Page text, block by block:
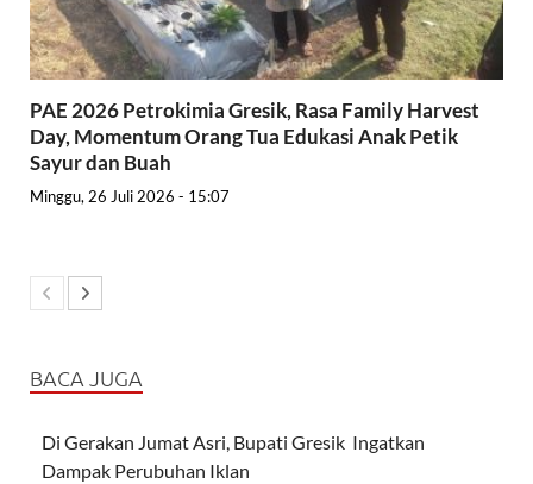
PAE 2026 Petrokimia Gresik, Rasa Family Harvest
Day, Momentum Orang Tua Edukasi Anak Petik
Sayur dan Buah
Minggu, 26 Juli 2026 - 15:07
BACA JUGA
Di Gerakan Jumat Asri, Bupati Gresik Ingatkan
Dampak Perubuhan Iklan